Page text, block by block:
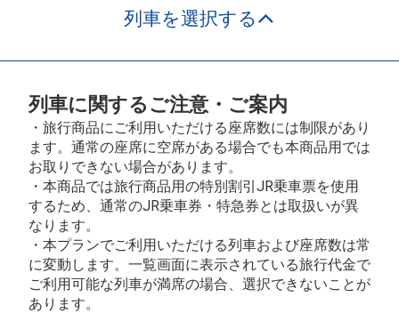
さくら760号
15:45 18:21
さくら762号
16:23 18:59
空席
こだま958号
14:54 19:25 普通車
座席表
空席
+0円
列車を選択する
列車に関するご注意・ご案内
・旅行商品にご利用いただける座席数には制限があり
ます。通常の座席に空席がある場合でも本商品用では
お取りできない場合があります。
・本商品では旅行商品用の特別割引JR乗車票を使用
するため、通常のJR乗車券・特急券とは取扱いが異
なります。
・本プランでご利用いただける列車および座席数は常
に変動します。一覧画面に表示されている旅行代金で
ご利用可能な列車が満席の場合、選択できないことが
あります。